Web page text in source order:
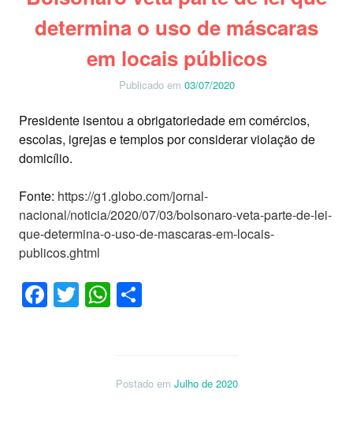
determina o uso de máscaras
em locais públicos
Publicado em 03/07/2020
Presidente isentou a obrigatoriedade em comércios,
escolas, igrejas e templos por considerar violação de
domicílio.
Fonte: https://g1.globo.com/jornal-
nacional/noticia/2020/07/03/bolsonaro-veta-parte-de-lei-
que-determina-o-uso-de-mascaras-em-locais-
publicos.ghtml
Facebook
TwitterWhatsApp
Postado em Julho de 2020